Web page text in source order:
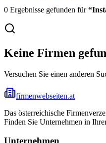
0 Ergebnisse gefunden für“
Keine Firmen
Versuchen Sie einen anderen
firmenwebseiten.at
Das österreichische
Finden Sie Unternehmen in